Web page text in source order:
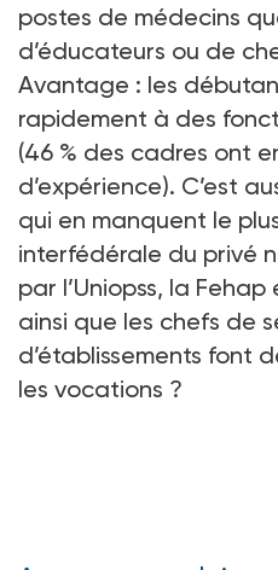
postes de médecins
d’éducateurs ou de
Avantage : les
rapidement à des
(46 % des cadres ont
d’expérience). C’est
qui en manquent le
interfédérale du privé
par l’Uniopss, la
ainsi que les chefs de
d’établissements font
les vocations ?